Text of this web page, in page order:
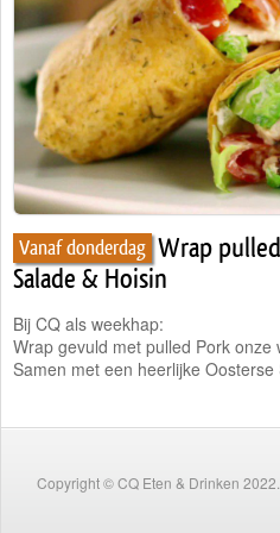
Wijn
Contact
Nieuwsbrief
Vanaf donderdag Wrap
Salade & Hoisin
Bij CQ als weekhap:
Wrap gevuld met pulled Pork onze
Samen met een heerlijke Oosterse
Copyright © CQ Eten & Drinken